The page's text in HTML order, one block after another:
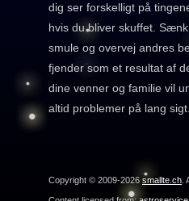
dig ser forskelligt på
hvis du bliver skuffet.
smule og overvej andres
fjender som et resultat af
dine venner og familie vil
altid problemer på lang sigt.
Copyright © 2009-2026 smallte.ch